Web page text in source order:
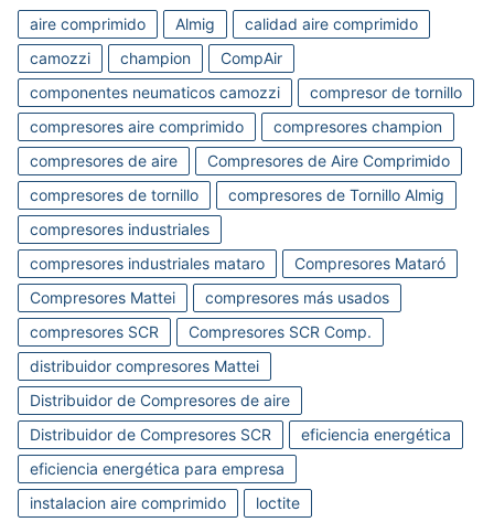
aire comprimido Almig
calidad aire comprimido
camozzi
champion
CompAir
componentes neumaticos camozzi
compresor de tornillo
compresores aire comprimido
compresores champion
compresores de aire
Compresores de Aire Comprimido
compresores de tornillo
compresores de Tornillo Almig
compresores industriales
compresores industriales mataro
Compresores Mataró
Compresores Mattei
compresores más usados
compresores SCR
Compresores SCR Comp.
distribuidor compresores Mattei
Distribuidor de Compresores de aire
Distribuidor de Compresores SCR
eficiencia energética
eficiencia energética para empresa
instalacion aire comprimido
loctite